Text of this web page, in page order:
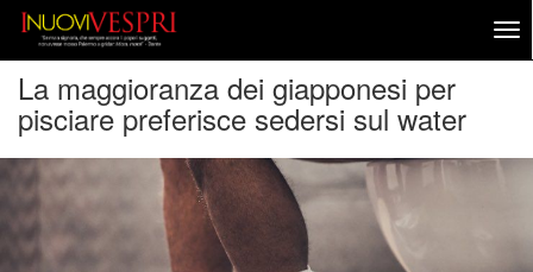
La maggioranza dei giapponesi per
pisciare preferisce sedersi sul water